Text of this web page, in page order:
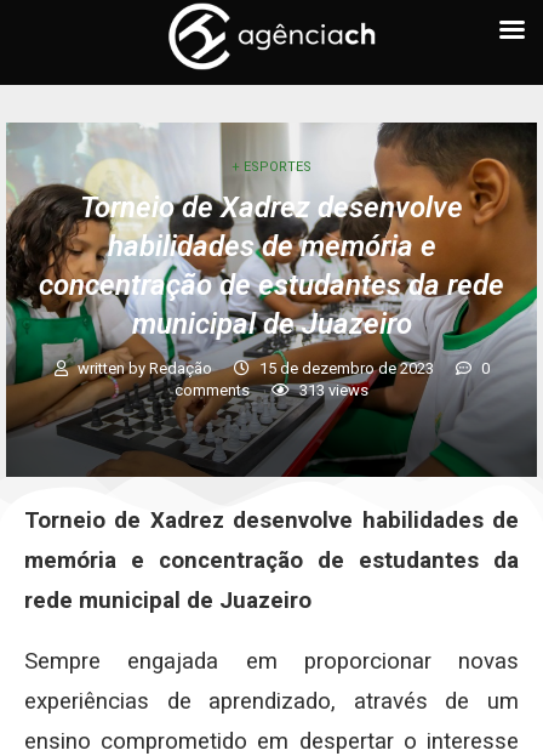
+ ESPORTES
Torneio de Xadrez desenvolve
habilidades de memória e
concentração de estudantes da rede
municipal de Juazeiro
written byRedação 15 de dezembro de 2023
0
comments
313 views
Torneio de Xadrez desenvolve habilidades de
memória e concentração de estudantes da
rede municipal de Juazeiro
Sempre engajada em proporcionar novas
experiências de aprendizado, através de um
ensino comprometido em despertar o interesse